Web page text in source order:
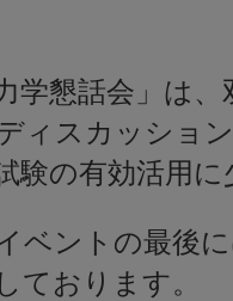
力学懇話会」は
ィスカッショ
験の有効活用
ベントの最後
ております。